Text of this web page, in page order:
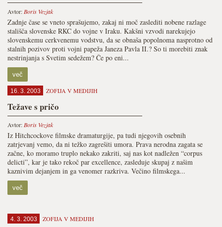
Avtor: Boris Vezjak
Zadnje čase se vneto sprašujemo, zakaj ni moč zaslediti nobene razlage
stališča slovenske RKC do vojne v Iraku. Kakšni vzvodi narekujejo
slovenskemu cerkvenemu vodstvu, da se obnaša popolnoma nasprotno od
stalnih pozivov proti vojni papeža Janeza Pavla II.? So ti morebiti znak
nestrinjanja s Svetim sedežem? Če po eni...
več
16. 3. 2003 ZOFIJA V MEDIJIH
Težave s pričo
Avtor: Boris Vezjak
Iz Hitchcockove filmske dramaturgije, pa tudi njegovih osebnih
zatrjevanj vemo, da ni težko zagrešiti umora. Prava nerodna zagata se
začne, ko moramo truplo nekako zakriti, saj nas kot nadležen “corpus
delicti”, kar je tako rekoč par excellence, zasleduje skupaj z našim
kaznivim dejanjem in ga venomer razkriva. Večino filmskega...
več
4. 3. 2003 ZOFIJA V MEDIJIH